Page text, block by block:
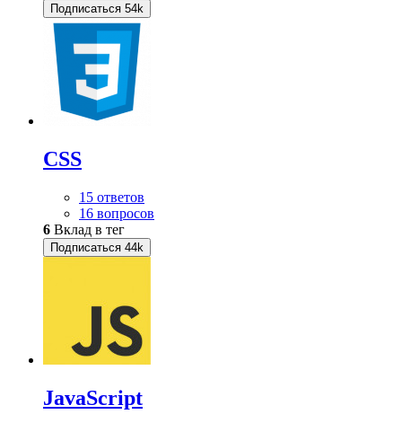
Подписаться 54k
CSS
15 ответов
16 вопросов
6 Вклад в тег
Подписаться 44k
JavaScript